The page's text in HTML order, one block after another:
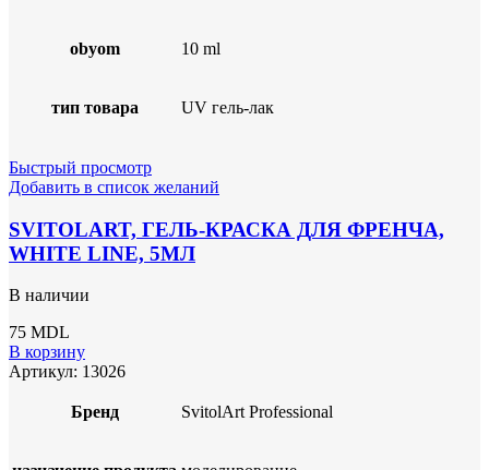
obyom 10 ml
тип товара UV гель-лак
Быстрый просмотр
Добавить в список желаний
SVITOLART, ГЕЛЬ-КРАСКА ДЛЯ ФРЕНЧА,
WHITE LINE, 5МЛ
В наличии
75 MDL
В корзину
Артикул: 13026
Бренд SvitolArt Professional